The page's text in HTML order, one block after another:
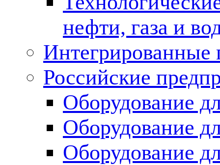
нефти, газа и
Российские
Оборудование
Оборудование
Оборудование